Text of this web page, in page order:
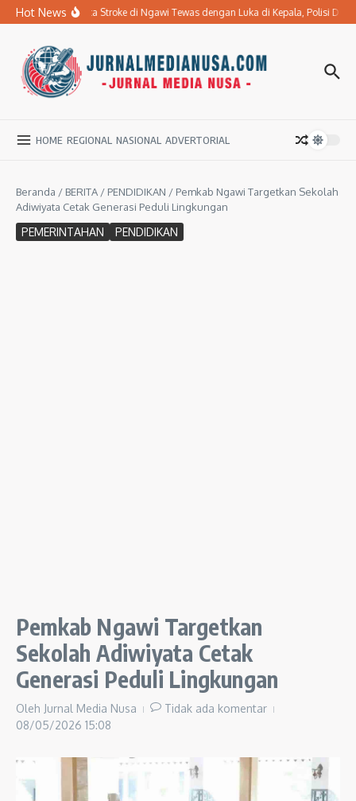
Lewati ke konten
Hot News
Ibu Penderita Stroke di Ngawi Tewas dengan Luka di Kepala, Polisi
HOME REGIONAL NASIONAL ADVERTORIAL
Beranda / BERITA / PENDIDIKAN / Pemkab Ngawi Targetkan Sekolah
Adiwiyata Cetak Generasi Peduli Lingkungan
PEMERINTAHAN PENDIDIKAN
Pemkab Ngawi Targetkan
Sekolah Adiwiyata Cetak
Generasi Peduli Lingkungan
Oleh Jurnal Media Nusa
Tidak ada komentar
08/05/2026 15:08